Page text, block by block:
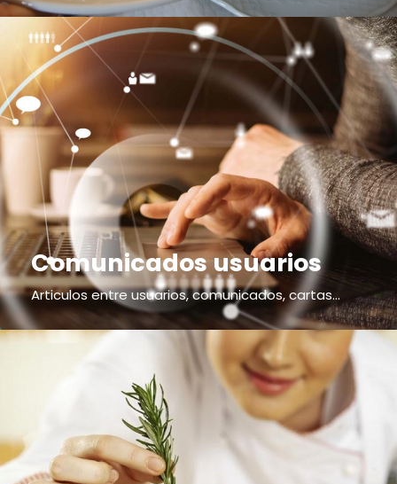
Comunicados usuarios
Articulos entre usuarios, comunicados, cartas...